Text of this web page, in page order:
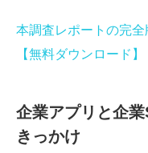
本調査レポートの完全
【無料ダウンロード】
企業アプリと企
きっかけ